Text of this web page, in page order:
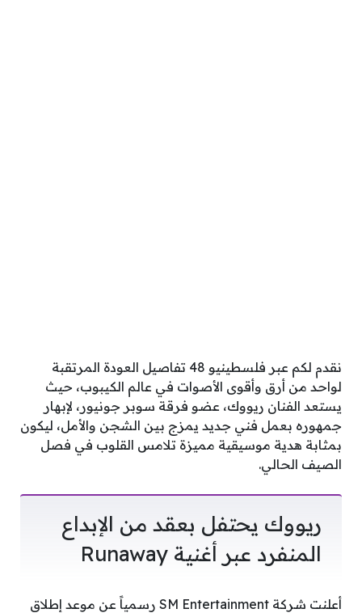
نقدم لكم عبر فلسطينيو 48 تفاصيل العودة المرتقبة
لواحد من أرق وأقوى الأصوات في عالم الكيبوب، حيث
يستعد الفنان ريووك، عضو فرقة سوبر جونيور، لإبهار
جمهوره بعمل فني جديد يمزج بين الشجن والأمل، ليكون
بمثابة هدية موسيقية مميزة تلامس القلوب في فصل
الصيف الحالي.
ريووك يحتفل بعقد من الإبداع
المنفرد عبر أغنية Runaway
أعلنت شركة SM Entertainment رسمياً عن موعد إطلاق